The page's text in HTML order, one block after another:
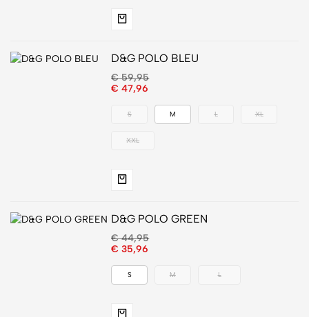
D&G POLO BLEU
€59,95
€ 47,96
S M L XL
XXL
D&G POLO GREEN
€44,95
€ 35,96
S M L